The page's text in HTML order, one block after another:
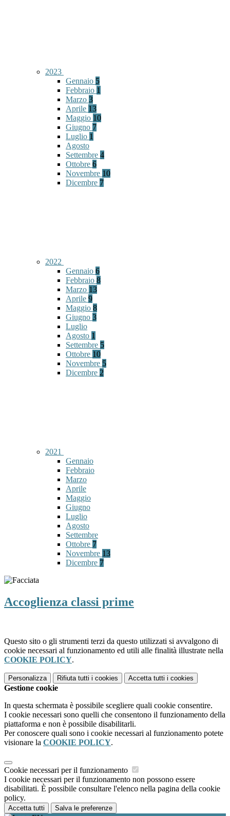
2023
Gennaio 5
Febbraio 1
Marzo 3
Aprile 13
Maggio 10
Giugno 7
Luglio 1
Agosto
Settembre 4
Ottobre 6
Novembre 10
Dicembre 7
2022
Gennaio 6
Febbraio 8
Marzo 13
Aprile 9
Maggio 8
Giugno 3
Luglio
Agosto 1
Settembre 5
Ottobre 10
Novembre 5
Dicembre 2
2021
Gennaio
Febbraio
Marzo
Aprile
Maggio
Giugno
Luglio
Agosto
Settembre
Ottobre 7
Novembre 13
Dicembre 7
Accoglienza classi prime
Questo sito o gli strumenti terzi da questo utilizzati si avvalgono di
cookie necessari al funzionamento ed utili alle finalità illustrate nella
COOKIE POLICY.
Personalizza Rifiuta tutti i cookies Accetta tutti i cookies
Gestione cookie
In questa schermata è possibile scegliere quali cookie consentire.
I cookie necessari sono quelli che consentono il funzionamento della
piattaforma e non è possibile disabilitarli.
Per conoscere quali sono i cookie necessari al funzionamento potete
visionare la COOKIE POLICY.
Cookie necessari per il funzionamento
I cookie necessari per il funzionamento non possono essere
disabilitati. È possibile consultare l'elenco nella pagina della cookie
policy.
Accetta tutti Salva le preferenze